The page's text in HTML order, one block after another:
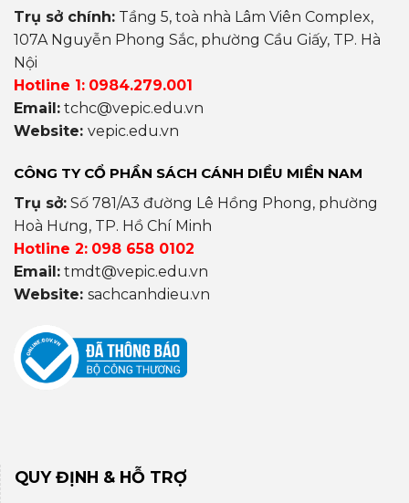
Trụ sở chính: Tầng 5, toà nhà Lâm Viên Complex,
107A Nguyễn Phong Sắc, phường Cầu Giấy, TP. Hà
Nội
Hotline 1: 0984.279.001
Email: tchc@vepic.edu.vn
Website: vepic.edu.vn
CÔNG TY CỔ PHẦN SÁCH CÁNH DIỀU MIỀN NAM
Trụ sở: Số 781/A3 đường Lê Hồng Phong, phường
Hoà Hưng, TP. Hồ Chí Minh
Hotline 2: 098 658 0102
Email: tmdt@vepic.edu.vn
Website: sachcanhdieu.vn
QUY ĐỊNH & HỖ TRỢ